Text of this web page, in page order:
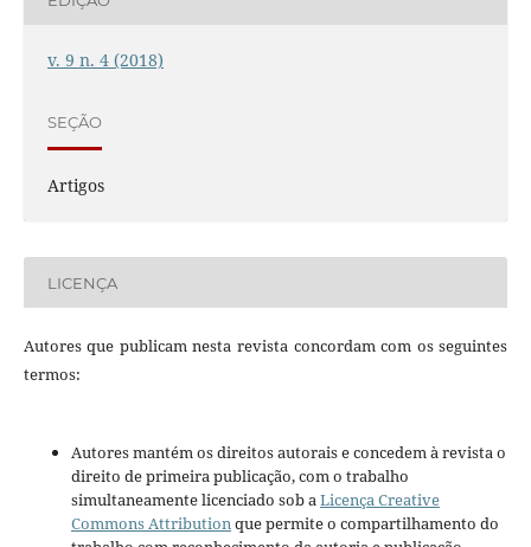
v. 9 n. 4 (2018)
SEÇÃO
Artigos
LICENÇA
Autores que publicam nesta revista concordam com os seguintes
termos:
Autores mantém os direitos autorais e concedem à revista o
direito de primeira publicação, com o trabalho
simultaneamente licenciado sob aLicença Creative
Commons Attributionque permite o compartilhamento do